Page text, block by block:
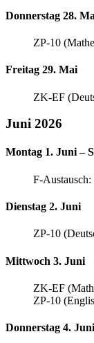
Donnerstag 28.
ZP-10
Freitag 29. Mai
ZK-EF
Juni 2026
Montag 1. Juni –
F-
Dienstag 2. Juni
ZP-10
Mittwoch 3. Juni
ZK-EF
ZP-10
Donnerstag 4. Juni